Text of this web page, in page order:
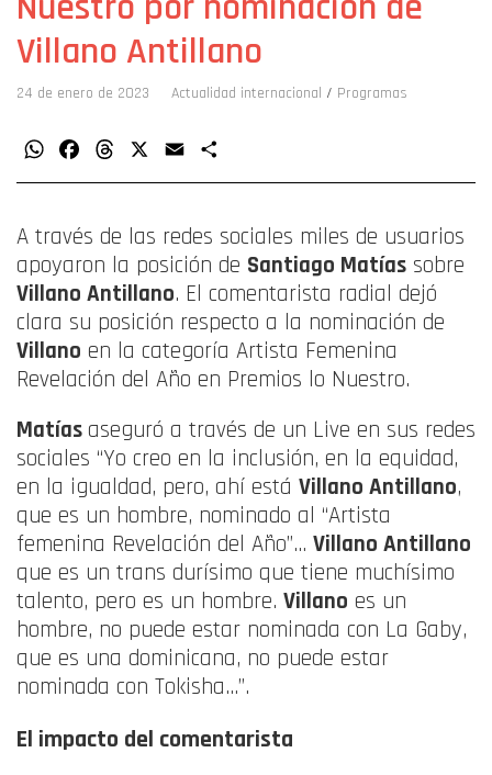
Villano Antillano
24 de enero de 2023 Actualidad internacional / Programas
WhatsAppFacebookThreads Email
A través de las redes sociales miles de usuarios
apoyaron la posición de Santiago Matías sobre
Villano Antillano. El comentarista radial dejó
clara su posición respecto a la nominación de
Villano en la categoría Artista Femenina
Revelación del Año en Premios lo Nuestro.
Matías aseguró a través de un Live en sus redes
sociales “Yo creo en la inclusión, en la equidad,
en la igualdad, pero, ahí está Villano Antillano,
que es un hombre, nominado al “Artista
femenina Revelación del Año”… Villano Antillano
que es un trans durísimo que tiene muchísimo
talento, pero es un hombre. Villano es un
hombre, no puede estar nominada con La Gaby,
que es una dominicana, no puede estar
nominada con Tokisha…”.
El impacto del comentarista